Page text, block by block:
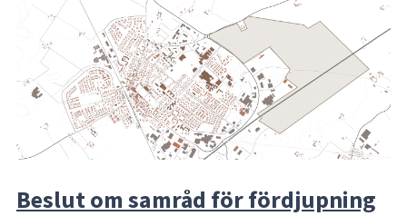
Beslut om samråd för fördjupning